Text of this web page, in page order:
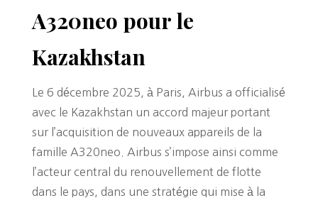
A320neo pour le
Kazakhstan
Le 6 décembre 2025, à Paris, Airbus a officialisé
avec le Kazakhstan un accord majeur portant
sur l’acquisition de nouveaux appareils de la
famille A320neo. Airbus s’impose ainsi comme
l’acteur central du renouvellement de flotte
dans le pays, dans une stratégie qui mise à la